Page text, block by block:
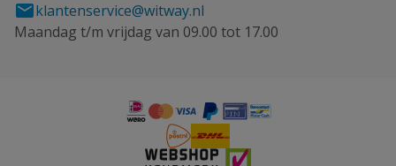
klantenservice@witway.nl
Maandag t/m vrijdag van 09.00 tot 17.00